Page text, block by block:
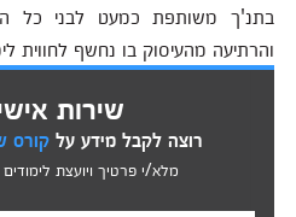
בתנ'ך משותפת כמעט לבני כל
והרתיעה מהעיסוק בו נחשף לחווית
שירות
רוצה לקבל מידע עלקורס
מלא/י פרטיך ויועצת